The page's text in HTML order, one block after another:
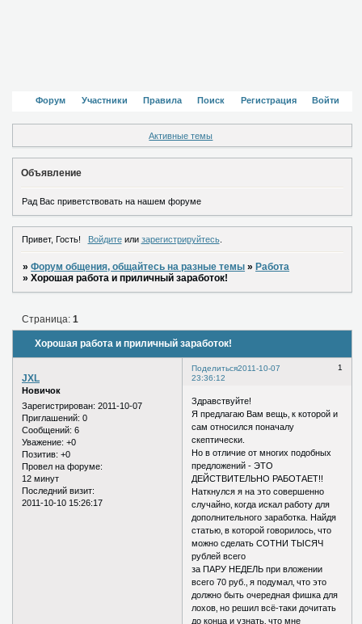
Форум Участники Правила Поиск Регистрация Войти
Активные темы
Объявление
Рад Вас приветствовать на нашем форуме
Привет, Гость! Войдитеили зарегистрируйтесь.
»Форум общения, общайтесь на разные темы »Работа
»Хорошая работа и приличный заработок!
Хорошая работа и приличный заработок!
Страница:1
Поделиться 1
2011-10-07
23:36:12
JXL
Новичок
Зарегистрирован: 2011-10-07
Приглашений: 0
Сообщений: 6
Уважение: +0
Позитив: +0
Провел на форуме:
12 минут
Последний визит:
2011-10-10 15:26:17
Здравствуйте!
Я предлагаю Вам вещь‚ к которой и
сам относился поначалу
скептически.
Но в отличие от многих подобных
предложений - ЭТО
ДЕЙСТВИТЕЛЬНО РАБОТАЕТ!!
Наткнулся я на это совершенно
случайно‚ когда искал работу для
дополнительного заработка. Найдя
статью‚ в которой говорилось‚ что
можно сделать СОТНИ ТЫСЯЧ
рублей всего
за ПАРУ НЕДЕЛЬ при вложении
всего 70 руб.‚ я подумал‚ что это
должно быть очередная фишка для
лохов‚ но решил всё-таки дочитать
до конца и узнать‚ что мне